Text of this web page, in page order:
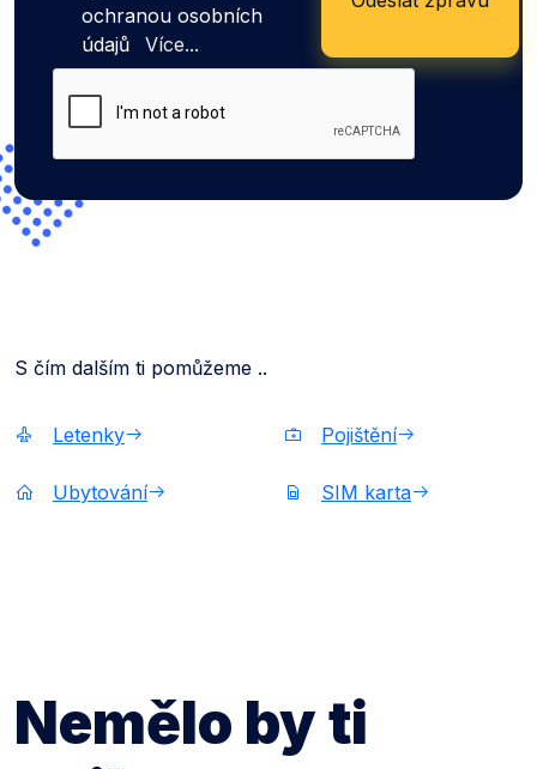
ochranou osobních
údajů
Více...
S čím dalším ti pomůžeme ..
Letenky Pojištění
Ubytování SIM karta
Nemělo by ti